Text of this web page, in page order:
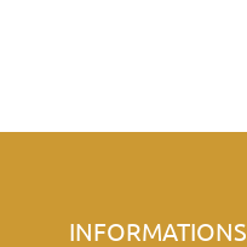
INFORMATIONS